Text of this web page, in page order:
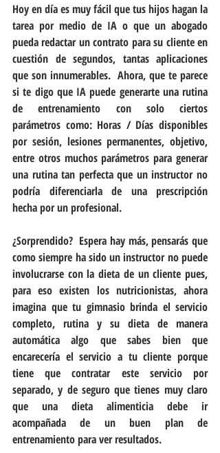
Hoy en día es muy fácil que tus hijos hagan la
tarea por medio de IA o que un abogado
pueda redactar un contrato para su cliente en
cuestión de segundos, tantas aplicaciones
que son innumerables.  Ahora, que te parece
si te digo que IA puede generarte una rutina
de entrenamiento con solo ciertos
parámetros como: Horas / Días disponibles
por sesión, lesiones permanentes, objetivo,
entre otros muchos parámetros para generar
una rutina tan perfecta que un instructor no
podría diferenciarla de una prescripción
hecha por un profesional.
¿Sorprendido?  Espera hay más, pensarás que
como siempre ha sido un instructor no puede
involucrarse con la dieta de un cliente pues,
para eso existen los nutricionistas, ahora
imagina que tu gimnasio brinda el servicio
completo, rutina y su dieta de manera
automática algo que sabes bien que
encarecería el servicio a tu cliente porque
tiene que contratar este servicio por
separado, y de seguro que tienes muy claro
que una dieta alimenticia debe ir
acompañada de un buen plan de
entrenamiento para ver resultados.